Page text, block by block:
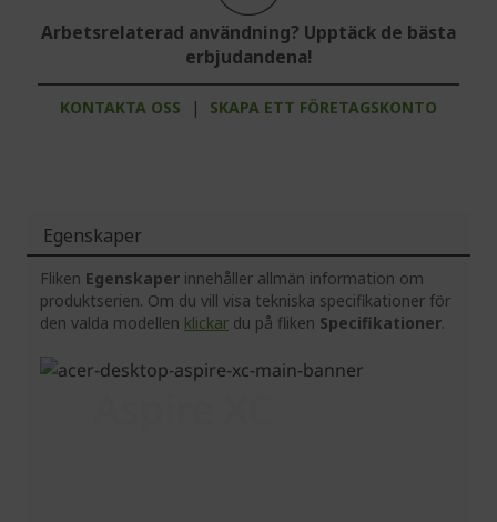
Arbetsrelaterad användning? Upptäck de bästa
erbjudandena!
KONTAKTA OSS | SKAPA ETT FÖRETAGSKONTO
Egenskaper
Fliken Egenskaper innehåller allmän information om
produktserien. Om du vill visa tekniska specifikationer för
den valda modellen klickar du på fliken Specifikationer.